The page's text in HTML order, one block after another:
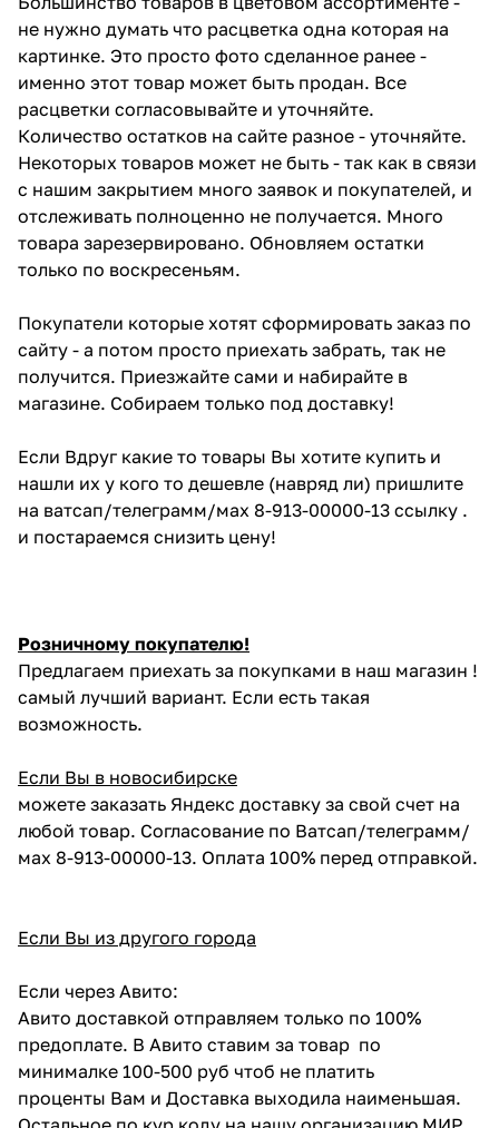
не нужно думать что расцветка одна которая на
картинке. Это просто фото сделанное ранее -
именно этот товар может быть продан. Все
расцветки согласовывайте и уточняйте.
Количество остатков на сайте разное - уточняйте.
Некоторых товаров может не быть - так как в связи
с нашим закрытием много заявок и покупателей, и
отслеживать полноценно не получается. Много
товара зарезервировано. Обновляем остатки
только по воскресеньям.
Покупатели которые хотят сформировать заказ по
сайту - а потом просто приехать забрать, так не
получится. Приезжайте сами и набирайте в
магазине. Собираем только под доставку!
Если Вдруг какие то товары Вы хотите купить и
нашли их у кого то дешевле (навряд ли) пришлите
на ватсап/телеграмм/мах 8-913-00000-13 ссылку .
и постараемся снизить цену!
Розничному покупателю!
Предлагаем приехать за покупками в наш магазин !
самый лучший вариант. Если есть такая
возможность.
Если Вы в новосибирске
можете заказать Яндекс доставку за свой счет на
любой товар. Согласование по Ватсап/телеграмм/
мах 8-913-00000-13. Оплата 100% перед отправкой.
Если Вы из другого города
Если через Авито:
Авито доставкой отправляем только по 100%
предоплате. В Авито ставим за товар по
минималке 100-500 руб чтоб не платить
проценты Вам и Доставка выходила наименьшая.